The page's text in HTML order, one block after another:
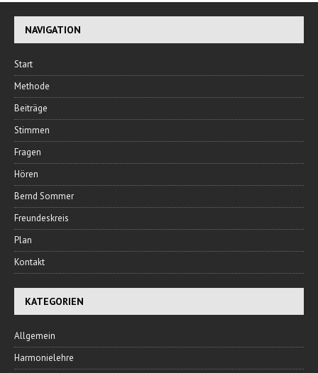
NAVIGATION
Start
Methode
Beiträge
Stimmen
Fragen
Hören
Bernd Sommer
Freundeskreis
Plan
Kontakt
KATEGORIEN
Allgemein
Harmonielehre